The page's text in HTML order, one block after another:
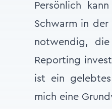
Persönlich
Schwarm in der
notwendig, die
Reporting
ist ein
mich eine